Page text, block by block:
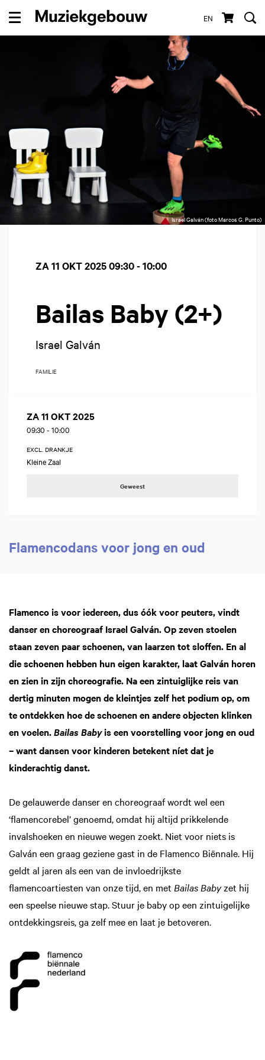
EN
Menu
Israel Galván (foto Marcos G. Punto)
Bailas Baby (2+)
Israel Galván
ZA 11 OKT 202509:30 - 10:00
FAMILIE
ZA 11 OKT 2025
09:30 - 10:00
EXCL. DRANKJE
Kleine Zaal
Geweest
Flamencodans voor jong en oud
Flamenco is voor iedereen, dus óók voor peuters, vindt
danser en choreograaf Israel Galván. Op zeven stoelen
staan zeven paar schoenen, van laarzen tot sloffen. En al
die schoenen hebben hun eigen karakter, laat Galván horen
en zien in zijn choreografie. Na een zintuiglijke reis van
dertig minuten mogen de kleintjes zelf het podium op, om
te ontdekken hoe de schoenen en andere objecten klinken
en voelen. Bailas Babyis een voorstelling voor jong en oud
– want dansen voor kinderen betekent níet dat je
kinderachtig danst.
De gelauwerde danser en choreograaf wordt wel een
‘flamencorebel’ genoemd, omdat hij altijd prikkelende
invalshoeken en nieuwe wegen zoekt. Niet voor niets is
Galván een graag geziene gast in de Flamenco Biënnale. Hij
geldt al jaren als een van de invloedrijkste
flamencoartiesten van onze tijd, en met Bailas Babyzet hij
een speelse nieuwe stap. Stuur je baby op een zintuigelijke
ontdekkingsreis, ga zelf mee en laat je betoveren.